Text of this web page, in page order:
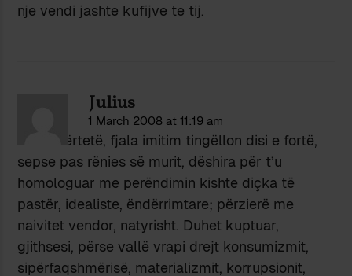
nje vendi jashte kufijve te tij.
Julius
1 March 2008 at 11:19 am
Në të vërtetë, fjala imitim tingëllon disi e fortë,
sepse pas rënies së murit, dëshira për t’u
homologuar me perëndimin kishte diçka të
pastër, idealiste, ëndërrimtare; përzierë me
naivitet vendor, natyrisht. Duhet kuptuar,
gjithsesi, përse vallë vrapi drejt konsumizmit,
sipërfaqshmërisë, materializmit, korrupsionit,